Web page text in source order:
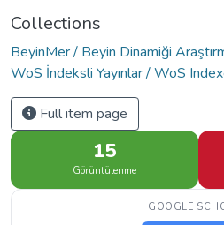
Collections
BeyinMer / Beyin Dinamiği
WoS İndeksli Yayınlar / WoS
Full item page
15
Görüntülenme
GOOGLE